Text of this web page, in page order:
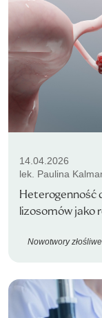
14.04.2026
lek. Paulina
Heterogenność
lizosomów jako
Nowotwory